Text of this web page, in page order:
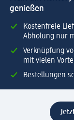
genießen
Kostenfreie
Abholung nur
Verknüpfung
mit vielen
Bestellungen